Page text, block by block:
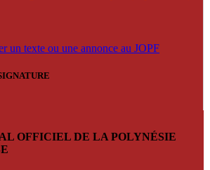
un texte ou une annonce au JOPF
OFFICIEL DE LA POLYNÉSIE